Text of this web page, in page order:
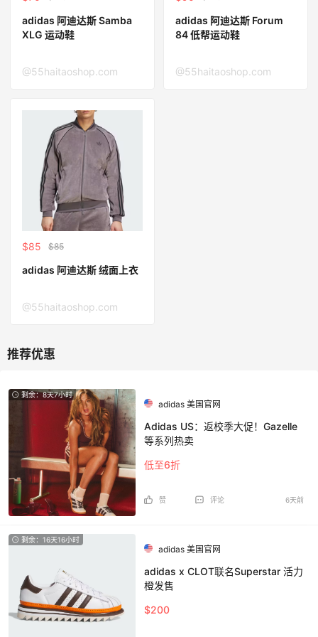
adidas 阿迪达斯 Samba
XLG 运动鞋
@55haitaoshop.com
adidas 阿迪达斯 Forum
84 低帮运动鞋
@55haitaoshop.com
$85 $85
adidas 阿迪达斯 绒面上衣
@55haitaoshop.com
剩余：8天7小时
adidas 美国官网
Adidas US：返校季大促！Gazelle
等系列热卖
低至6折
赞 评论 6天前
剩余：16天16小时
adidas 美国官网
adidas x CLOT联名Superstar 活力
橙发售
$200